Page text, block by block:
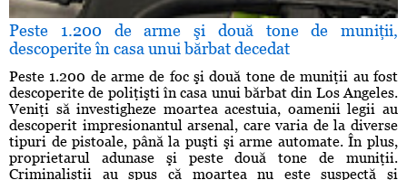
Peste 1.200 de arme şi două tone de muniţii,
descoperite în casa unui bărbat decedat
Peste 1.200 de arme de foc şi două tone de muniţii au fost
descoperite de poliţişti în casa unui bărbat din Los Angeles.
Veniţi să investigheze moartea acestuia, oamenii legii au
descoperit impresionantul arsenal, care varia de la diverse
tipuri de pistoale, până la puşti şi arme automate. În plus,
proprietarul adunase şi peste două tone de muniţii.
Criminaliştii au spus că moartea nu este suspectă şi